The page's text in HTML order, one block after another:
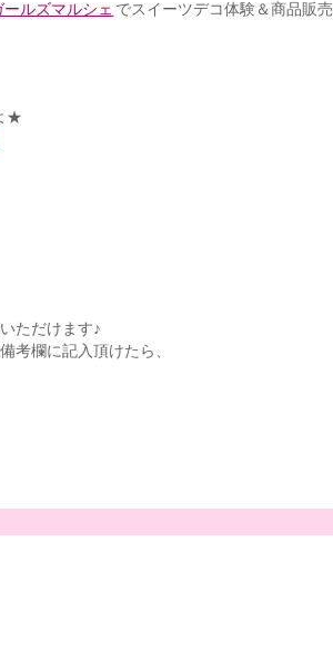
ルズマルシェ でスイーツデコ体験＆商品販売
★
ただけます♪
考欄に記入頂けたら、